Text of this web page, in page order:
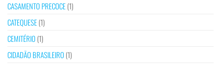
CASAMENTO PRECOCE(1)
CATEQUESE(1)
CEMITÉRIO (1)
CIDADÃO BRASILEIRO (1)